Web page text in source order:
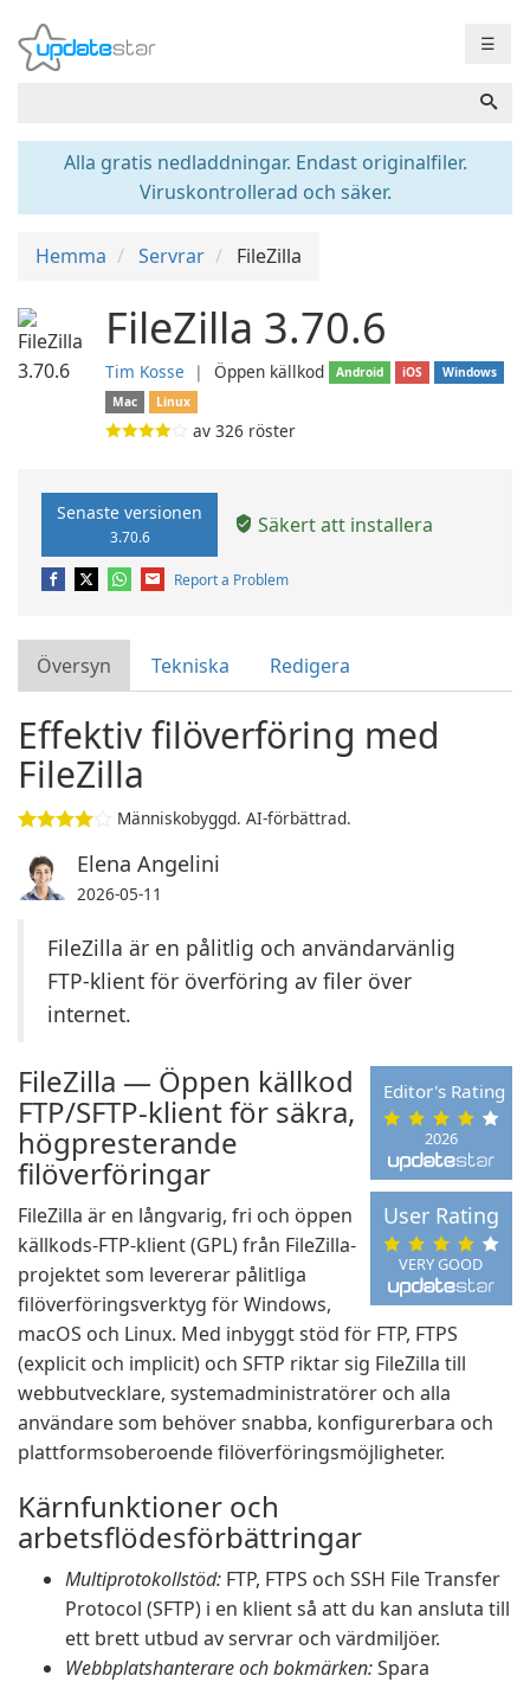
☰
Alla gratis nedladdningar. Endast originalfiler.
Viruskontrollerad och säker.
Hemma Servrar FileZilla
FileZilla 3.70.6
Tim Kosse ❘ Öppen källkod Android iOS
Windows
Mac
Linux
av 326 röster
Senaste versionen
3.70.6 Säkert att installera
Report a Problem
Översyn Tekniska Redigera
Effektiv filöverföring med
FileZilla
Människobyggd. AI-förbättrad.
Elena Angelini
2026-05-11
FileZilla är en pålitlig och användarvänlig
FTP-klient för överföring av filer över
internet.
2026
Editor's Rating
VERY GOOD
User Rating
FileZilla — Öppen källkod
FTP/SFTP-klient för säkra,
högpresterande
filöverföringar
FileZilla är en långvarig, fri och öppen
källkods-FTP-klient (GPL) från FileZilla-
projektet som levererar pålitliga
filöverföringsverktyg för Windows,
macOS och Linux. Med inbyggt stöd för FTP, FTPS
(explicit och implicit) och SFTP riktar sig FileZilla till
webbutvecklare, systemadministratörer och alla
användare som behöver snabba, konfigurerbara och
plattformsoberoende filöverföringsmöjligheter.
Kärnfunktioner och
arbetsflödesförbättringar
Multiprotokollstöd: FTP, FTPS och SSH File Transfer
Protocol (SFTP) i en klient så att du kan ansluta till
ett brett utbud av servrar och värdmiljöer.
Webbplatshanterare och bokmärken:Spara